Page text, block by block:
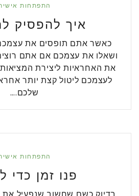
התפתחות
איך להפסיק
כאשר אתם תופסים את עצמכם
ושאלו את עצמכם אם אתם
את האחראיות ליצירת
לעצמכם ליטול קצת יותר
שלכם.…
התפתחות
פנו זמן כדי